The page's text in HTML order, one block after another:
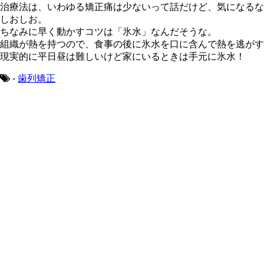
治療法は、いわゆる矯正痛は少ないって話だけど、気になるな
しおしお。
ちなみに早く動かすコツは「氷水」なんだそうな。
組織が熱を持つので、食事の後に氷水を口に含んで熱を逃がす
現実的に平日昼は難しいけど家にいるときは手元に氷水！
- 歯列矯正